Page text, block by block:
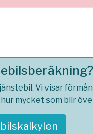
Vi visar
mycket som blir